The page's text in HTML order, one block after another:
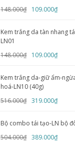
148.000₫
109.000₫
Kem trắng da tàn nhang
LN01
148.000₫
109.000₫
Kem trắng da-giữ ẩm-
hoá-LN10 (40g)
516.000₫ 319.000₫
Bộ combo tái tạo-LN bộ
504.000₫ 389.000₫